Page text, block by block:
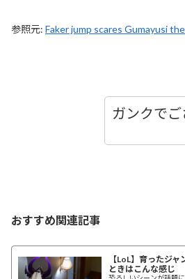
参照元: Faker jump scares Gumayusi
ガンクでご
おすすめ関連記事
【LoL】育ったジ
ときはこんな感じ